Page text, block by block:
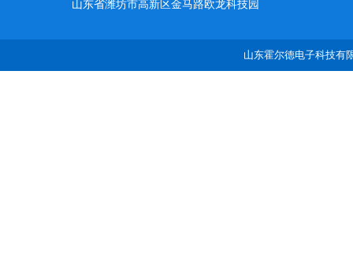
山东省潍坊市高新区金马路欧龙科技园
山东霍尔德电子科技有